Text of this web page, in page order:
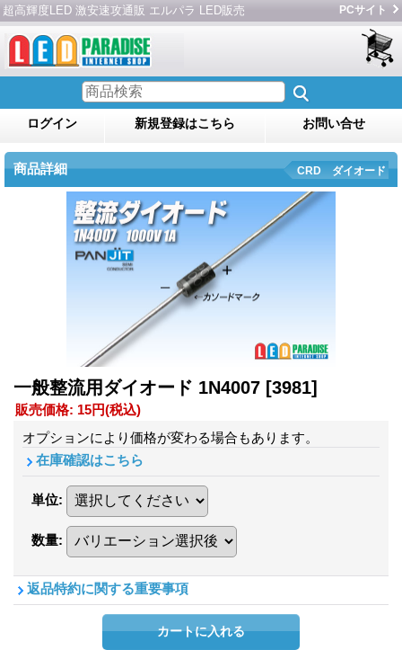
超高輝度LED 激安速攻通販 エルパラ LED販売 PCサイト
ログイン 新規登録はこちら お問い合せ
商品詳細 CRD ダイオード
一般整流用ダイオード 1N4007 [3981]
販売価格: 15円(税込)
オプションにより価格が変わる場合もあります。
在庫確認はこちら
単位:
数量:
返品特約に関する重要事項